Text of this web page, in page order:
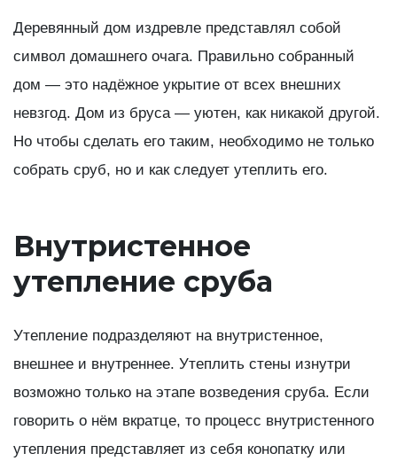
Деревянный дом издревле представлял собой
символ домашнего очага. Правильно собранный
дом — это надёжное укрытие от всех внешних
невзгод. Дом из бруса — уютен, как никакой другой.
Но чтобы сделать его таким, необходимо не только
собрать сруб, но и как следует утеплить его.
Внутристенное
утепление сруба
Утепление подразделяют на внутристенное,
внешнее и внутреннее. Утеплить стены изнутри
возможно только на этапе возведения сруба. Если
говорить о нём вкратце, то процесс внутристенного
утепления представляет из себя конопатку или